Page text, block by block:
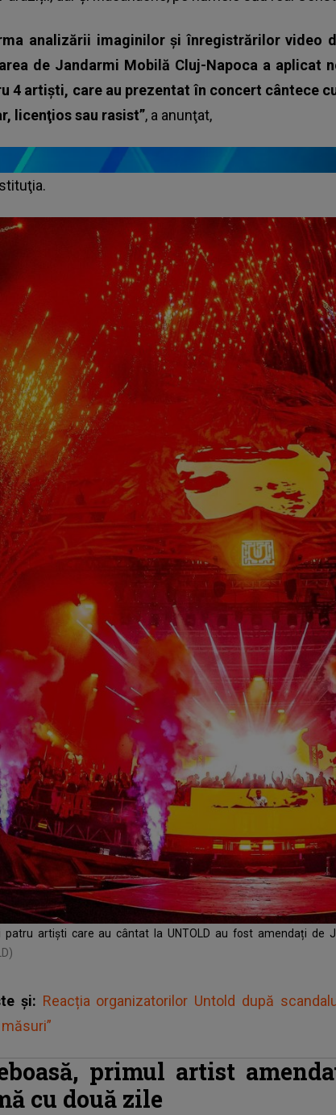
analizării imaginilor şi înregistrărilor video
de Jandarmi Mobilă Cluj-Napoca a aplicat
4 artişti, care au prezentat în concert cântece
licenţios sau rasist”, a anunţat,
patru artiști care au cântat la UNTOLD au fost amendați de
și: Reacția organizatorilor Untold după
primul artist
cu două zile